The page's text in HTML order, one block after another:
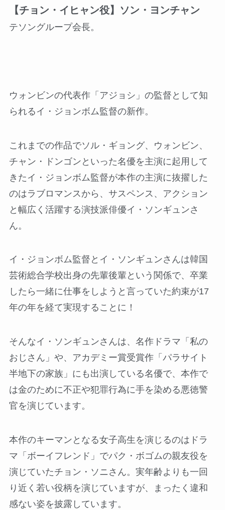
【チョン・イヒャン役】ソン・ヨンチャン
テソングループ会長。
ウォンビンの代表作「アジョシ」の監督として知
られるイ・ジョンボム監督の新作。
これまでの作品でソル・ギョング、ウォンビン、
チャン・ドンゴンといった名優を主演に起用して
きたイ・ジョンボム監督が本作の主演に抜擢した
のはラブロマンスから、サスペンス、アクション
と幅広く活躍する演技派俳優イ・ソンギュンさ
ん。
イ・ジョンボム監督とイ・ソンギュンさんは韓国
芸術総合学校出身の先輩後輩という関係で、卒業
したら一緒に仕事をしようと言っていた約束が17
年の年を経て実現することに！
そんなイ・ソンギュンさんは、名作ドラマ「私の
おじさん」や、アカデミー賞受賞作「パラサイト
半地下の家族」にも出演している名優で、本作で
は金のために不正や犯罪行為に手を染める悪徳警
官を演じています。
本作のキーマンとなる女子高生を演じるのはドラ
マ「ボーイフレンド」でパク・ボゴムの親友役を
演じていたチョン・ソニさん。実年齢よりも一回
り近く若い役柄を演じていますが、まったく違和
感ない姿を披露しています。